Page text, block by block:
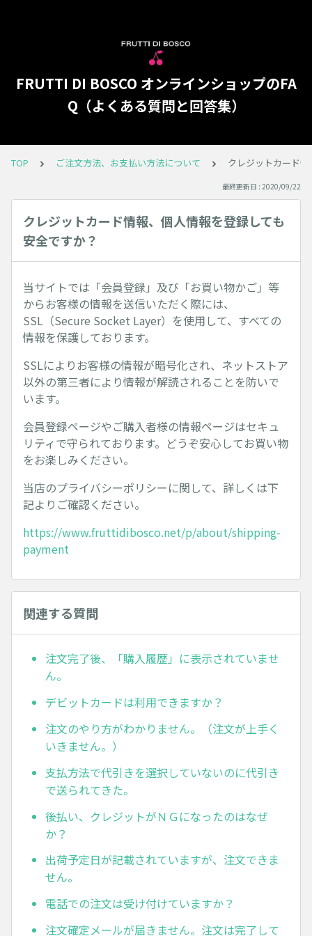
FRUTTI DI BOSCO オンラインショップのFA
Q（よくある質問と回答集）
TOP ご注文方法、お支払い方法について クレジットカード
最終更新日 : 2020/09/22
クレジットカード情報、個人情報を登録しても
安全ですか？
当サイトでは「会員登録」及び「お買い物かご」等
からお客様の情報を送信いただく際には、
SSL（Secure Socket Layer）を使用して、すべての
情報を保護しております。
SSLによりお客様の情報が暗号化され、ネットストア
以外の第三者により情報が解読されることを防いで
います。
会員登録ページやご購入者様の情報ページはセキュ
リティで守られております。どうぞ安心してお買い物
をお楽しみください。
当店のプライバシーポリシーに関して、詳しくは下
記よりご確認ください。
https://www.fruttidibosco.net/p/about/shipping-
payment
関連する質問
注文完了後、「購入履歴」に表示されていませ
ん。
デビットカードは利用できますか？
注文のやり方がわかりません。（注文が上手く
いきません。）
支払方法で代引きを選択していないのに代引き
で送られてきた。
後払い、クレジットがＮＧになったのはなぜ
か？
出荷予定日が記載されていますが、注文できま
せん。
電話での注文は受け付けていますか？
注文確定メールが届きません。注文は完了して